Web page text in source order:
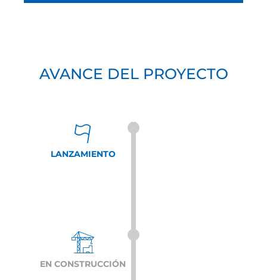
AVANCE DEL PROYECTO
LANZAMIENTO
EN CONSTRUCCIÓN